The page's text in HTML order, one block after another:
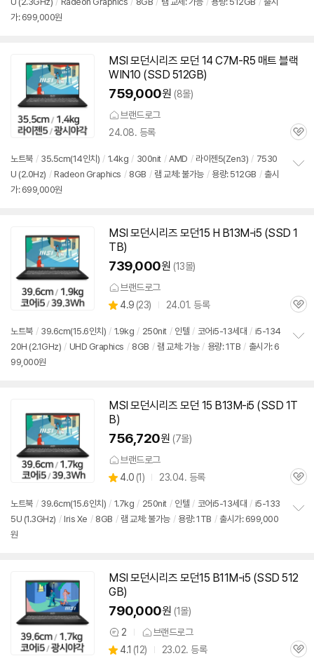
가: 699,000원
MSI 모던시리즈 모던 14 C7M-R5 매트 블랙
WIN10 (SSD 512GB)
759,000원 (8몰)
브랜드로그
24.08. 등록
관
노트북 / 35.5cm(14인치) / 1.4kg / 300nit / AMD / 라이젠5(Zen3) / 7530
U (2.0Hz) / Radeon Graphics / 8GB / 램 교체: 불가능 / 용량: 512GB / 출시
가: 699,000원
MSI 모던시리즈 모던15 H B13M-i5 (SSD 1
TB)
739,000원 (13몰)
브랜드로그
별
점
4.9 (상
리
뷰
23) 24.01. 등록
관
노트북 / 39.6cm(15.6인치) / 1.9kg / 250nit / 인텔 / 코어i5-13세대 / i5-134
20H (2.1GHz) / UHD Graphics / 8GB / 램 교체: 가능 / 용량: 1TB / 출시가: 6
99,000원
MSI 모던시리즈 모던 15 B13M-i5 (SSD 1T
B)
756,720원 (7몰)
브랜드로그
별
점
4.0 (상
리
뷰
1) 23.04. 등록
관
노트북 / 39.6cm(15.6인치) / 1.7kg / 250nit / 인텔 / 코어i5-13세대 / i5-133
5U (1.3GHz) / Iris Xe / 8GB / 램 교체: 불가능 / 용량: 1TB / 출시가: 699,000
원
MSI 모던시리즈 모던15 B11M-i5 (SSD 512
GB)
790,000원 (1몰)
상
품
2 브랜드로그
별
4.1 (상
12) 23.02. 등록
관